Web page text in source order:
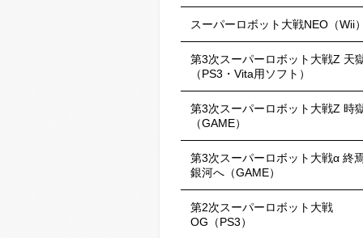
スーパーロボット大戦NEO（Wii）
第3次スーパーロボット大戦Z 天
（PS3・Vita用ソフト）
第3次スーパーロボット大戦Z 時
（GAME）
第3次スーパーロボット大戦α 終
銀河へ（GAME）
第2次スーパーロボット大戦
OG（PS3）